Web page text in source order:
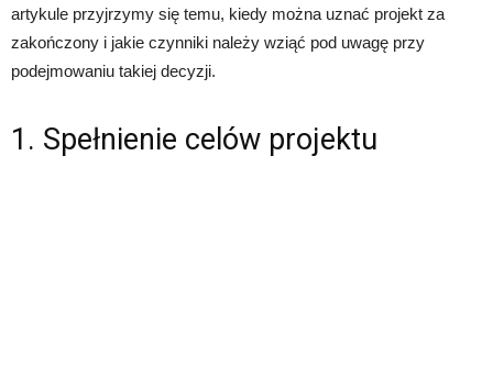
artykule przyjrzymy się temu, kiedy można uznać projekt za
zakończony i jakie czynniki należy wziąć pod uwagę przy
podejmowaniu takiej decyzji.
1. Spełnienie celów projektu